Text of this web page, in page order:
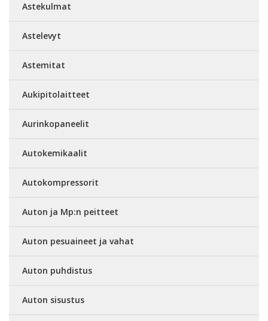
Astekulmat
Astelevyt
Astemitat
Aukipitolaitteet
Aurinkopaneelit
Autokemikaalit
Autokompressorit
Auton ja Mp:n peitteet
Auton pesuaineet ja vahat
Auton puhdistus
Auton sisustus